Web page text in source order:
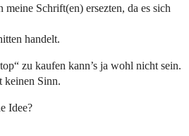
meine Schrift(en) ersezten, da es sich
handelt.
zu kaufen kann’s ja wohl nicht sein.
keinen Sinn.
Idee?